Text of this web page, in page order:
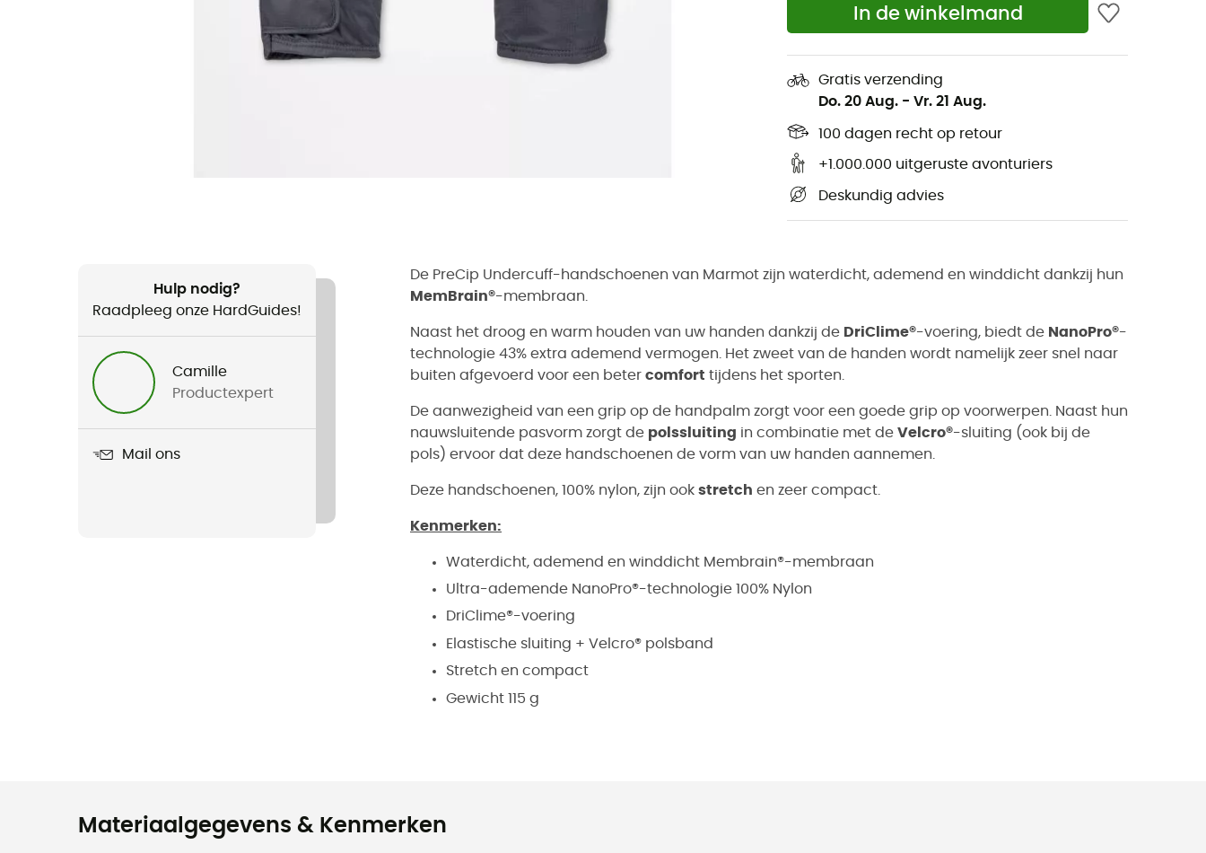
In de winkelmand
Gratis verzending
Do. 20 Aug. - Vr. 21 Aug.
100 dagen recht op retour
+1.000.000 uitgeruste avonturiers
Deskundig advies
Hulp nodig?
Raadpleeg onze HardGuides!
Camille
Productexpert
Mail ons
De PreCip Undercuff-handschoenen van Marmot zijn waterdicht, ademend en winddicht dankzij hun
MemBrain®-membraan.
Naast het droog en warm houden van uw handen dankzij de DriClime®-voering, biedt de NanoPro®-
technologie 43% extra ademend vermogen. Het zweet van de handen wordt namelijk zeer snel naar
buiten afgevoerd voor een beter comfort tijdens het sporten.
De aanwezigheid van een grip op de handpalm zorgt voor een goede grip op voorwerpen. Naast hun
nauwsluitende pasvorm zorgt de polssluiting in combinatie met de Velcro®-sluiting (ook bij de
pols) ervoor dat deze handschoenen de vorm van uw handen aannemen.
Deze handschoenen, 100% nylon, zijn ook stretch en zeer compact.
Kenmerken:
Waterdicht, ademend en winddicht Membrain®-membraan
Ultra-ademende NanoPro®-technologie 100% Nylon
DriClime®-voering
Elastische sluiting + Velcro® polsband
Stretch en compact
Gewicht 115 g
Materiaalgegevens & Kenmerken